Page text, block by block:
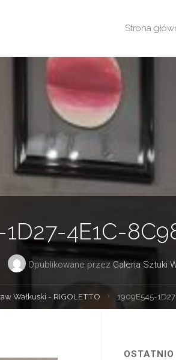
Strona
4E1C-
Opublikowane przez Galeria Sztuki
Wałkuski - RIGOLETTO 1909E545-
OSTATNIO